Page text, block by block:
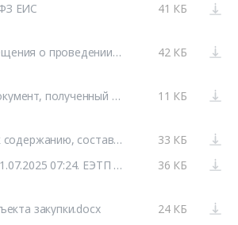
ЕИС
41 КБ
Изменения извещения о проведении запроса котировок в электронной форме 42 КБ
Электронный документ, полученный из внешней системы 11 КБ
IV. Требование к содержанию, составу заявки инструкция по заполнению.docx
33 КБ
Изменения от 21.07.2025 07:24. ЕЭТП Росэлторг
36 КБ
закупки.docx
24 КБ